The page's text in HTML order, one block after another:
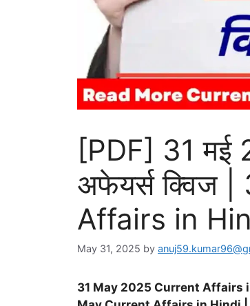
[PDF] 31
अफेयर्स क्विज
Affairs in
May 31, 2025 by
31 May 2025 Current Affairs in